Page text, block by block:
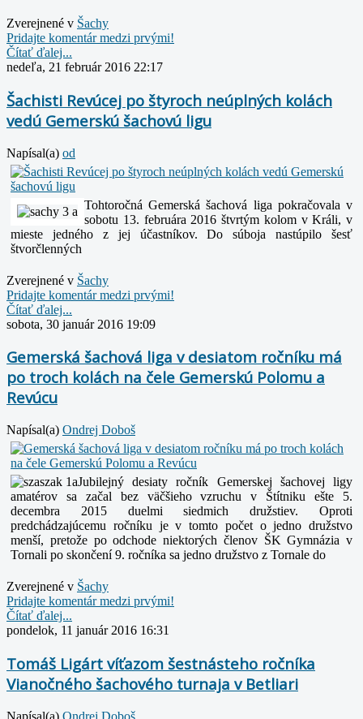
Zverejnené v Šachy
Pridajte komentár medzi prvými!
Čítať ďalej...
nedeľa, 21 február 2016 22:17
Šachisti Revúcej po štyroch neúplných kolách
vedú Gemerskú šachovú ligu
Napísal(a) od
Tohtoročná Gemerská šachová liga pokračovala v
sobotu 13. februára 2016 štvrtým kolom v Králi, v
mieste jedného z jej účastníkov. Do súboja nastúpilo šesť
štvorčlenných
Zverejnené v Šachy
Pridajte komentár medzi prvými!
Čítať ďalej...
sobota, 30 január 2016 19:09
Gemerská šachová liga v desiatom ročníku má
po troch kolách na čele Gemerskú Polomu a
Revúcu
Napísal(a) Ondrej Doboš
Jubilejný desiaty ročník Gemerskej šachovej ligy
amatérov sa začal bez väčšieho vzruchu v Štítniku ešte 5.
decembra 2015 duelmi siedmich družstiev. Oproti
predchádzajúcemu ročníku je v tomto počet o jedno družstvo
menší, pretože po odchode niektorých členov ŠK Gymnázia v
Tornali po skončení 9. ročníka sa jedno družstvo z Tornale do
Zverejnené v Šachy
Pridajte komentár medzi prvými!
Čítať ďalej...
pondelok, 11 január 2016 16:31
Tomáš Ligárt víťazom šestnásteho ročníka
Vianočného šachového turnaja v Betliari
Napísal(a) Ondrej Doboš